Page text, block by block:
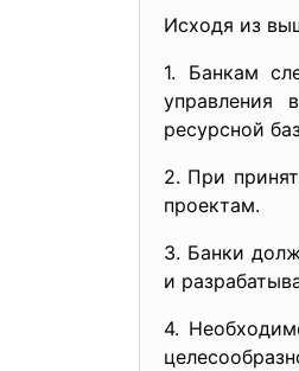
Исходя из
1. Банкам
управления
ресурсной
2. При
проектам.
3. Банки
и
4.